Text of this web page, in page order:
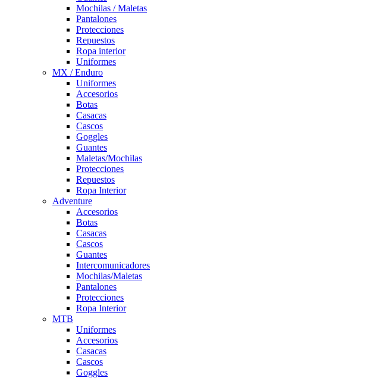
Mochilas / Maletas
Pantalones
Protecciones
Repuestos
Ropa interior
Uniformes
MX / Enduro
Uniformes
Accesorios
Botas
Casacas
Cascos
Goggles
Guantes
Maletas/Mochilas
Protecciones
Repuestos
Ropa Interior
Adventure
Accesorios
Botas
Casacas
Cascos
Guantes
Intercomunicadores
Mochilas/Maletas
Pantalones
Protecciones
Ropa Interior
MTB
Uniformes
Accesorios
Casacas
Cascos
Goggles